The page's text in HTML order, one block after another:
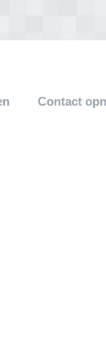
Contact